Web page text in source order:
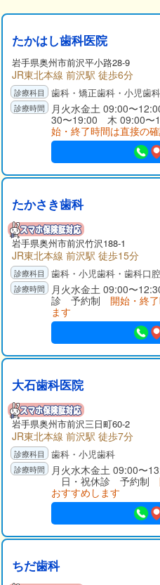
たかはし歯科医院
岩手県奥州市前沢平小路28-9
JR東北本線 前沢駅 徒歩6分
歯科・矯正歯科・小児歯科
月火水金土 09:00〜
30〜19:00 木 09:00
始・終了時間は直接の
たかさき歯科
岩手県奥州市前沢竹沢188-1
JR東北本線 前沢駅 徒歩15分
歯科・小児歯科・歯科口
月火水金土 09:00〜
診 予約制 開始・終
ます
大石歯科医院
岩手県奥州市前沢三日町60-2
JR東北本線 前沢駅 徒歩7分
歯科・小児歯科
月火水木金土 09:00〜
日・祝休診 予約制
おすすめします
ちだ歯科